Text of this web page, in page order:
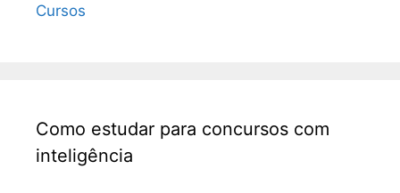
Cursos
Como estudar para concursos com
inteligência